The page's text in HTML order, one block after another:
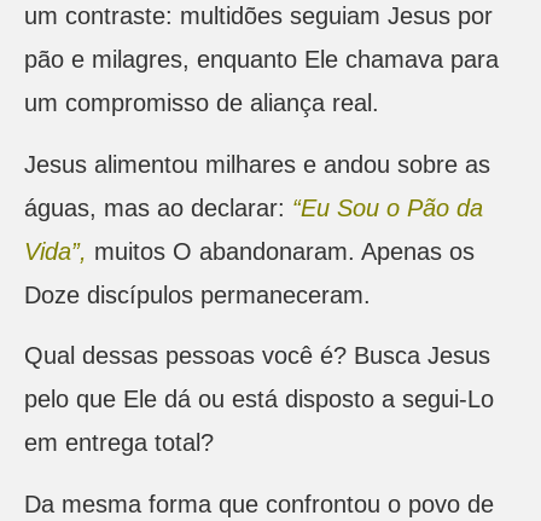
um contraste: multidões seguiam Jesus por
pão e milagres, enquanto Ele chamava para
um compromisso de aliança real.
Jesus alimentou milhares e andou sobre as
águas, mas ao declarar: “Eu Sou o Pão da
Vida”, muitos O abandonaram. Apenas os
Doze discípulos permaneceram.
Qual dessas pessoas você é? Busca Jesus
pelo que Ele dá ou está disposto a segui-Lo
em entrega total?
Da mesma forma que confrontou o povo de